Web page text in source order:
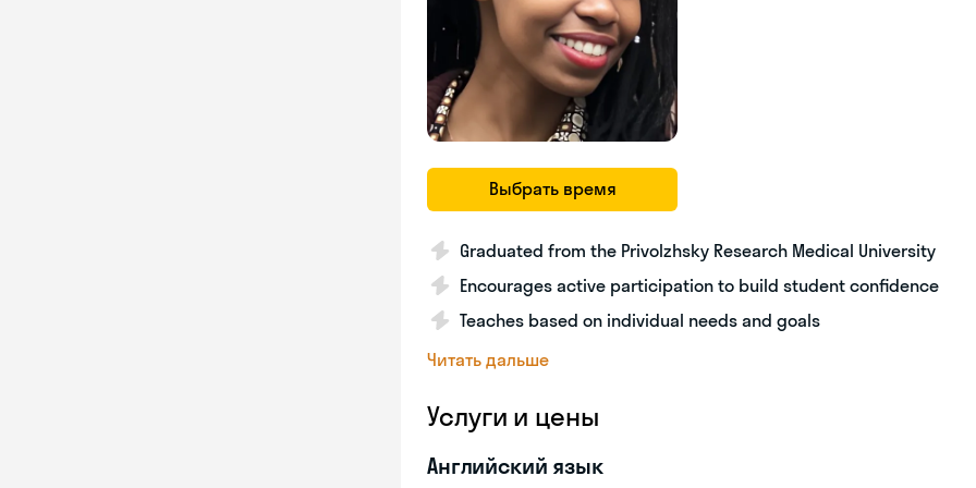
Выбрать время
Graduated from the Privolzhsky Research Medical University
Encourages active participation to build student confidence
Teaches based on individual needs and goals
Читать дальше
Услуги и цены
Английский язык